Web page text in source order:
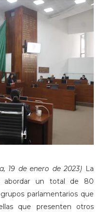
19 de enero de 2023) La
abordar un total de 80
parlamentarios que
que presenten otros